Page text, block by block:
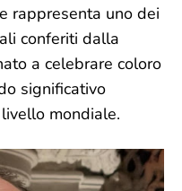
rappresenta uno dei
conferiti dalla
a celebrare coloro
significativo
mondiale.